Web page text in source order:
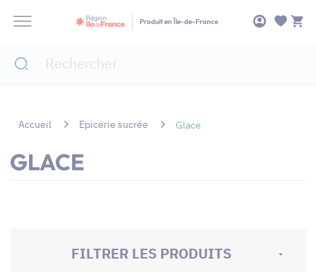
Produit en Île-de-France
Accueil Epicerie sucrée Glace
GLACE
FILTRER LES PRODUITS